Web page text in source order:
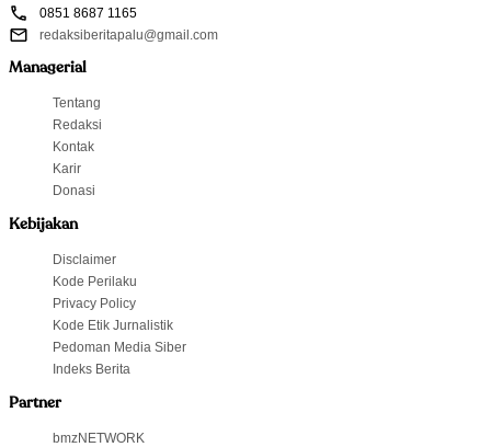
0851 8687 1165
redaksiberitapalu@gmail.com
Managerial
Tentang
Redaksi
Kontak
Karir
Donasi
Kebijakan
Disclaimer
Kode Perilaku
Privacy Policy
Kode Etik Jurnalistik
Pedoman Media Siber
Indeks Berita
Partner
bmzNETWORK